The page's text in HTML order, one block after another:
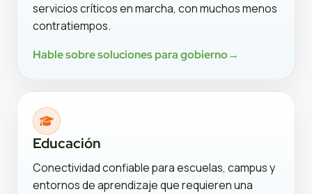
servicios críticos en marcha, con muchos menos
contratiempos.
Hable sobre soluciones para gobierno→
Educación
Conectividad confiable para escuelas, campus y
entornos de aprendizaje que requieren una